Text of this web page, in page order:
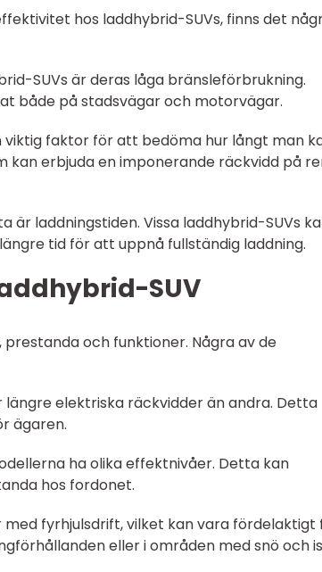
hos laddhybrid-SUVs, finns det
SUVs är deras låga bränsleförbrukning.
både på stadsvägar och motorvägar.
viktig faktor för att bedöma hur långt man
kan erbjuda en imponerande räckvidd på
är laddningstiden. Vissa laddhybrid-SUVs
tid för att uppnå fullständig laddning.
SUV
och funktioner. Några av de
längre elektriska räckvidder än andra. Detta
ägaren.
ha olika effektnivåer. Detta kan
hos fordonet.
med fyrhjulsdrift, vilket kan vara fördelaktigt
eller i områden med snö och